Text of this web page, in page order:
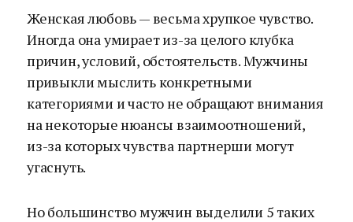
Женская любовь — весьма хрупкое чувство.
Иногда она умирает из-за целого клубка
причин, условий, обстоятельств. Мужчины
привыкли мыслить конкретными
категориями и часто не обращают внимания
на некоторые нюансы взаимоотношений,
из-за которых чувства партнерши могут
угаснуть.
Но большинство мужчин выделили 5 таких